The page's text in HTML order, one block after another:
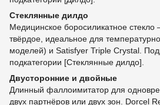
Стеклянные дилдо
Медицинское боросиликатное стекло
твёрдое, идеальное для
моделей) и Satisfyer Triple Crystal.
подкатегории [Стеклянные дилдо].
Двусторонние и двойные
Длинный фаллоимитатор для
двух партнёров или двух зон. Dorcel